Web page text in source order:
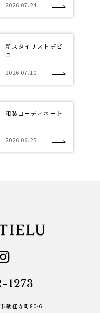
2026.07.24
新スタイリストデビ
ュー！
2026.07.10
和装コーディネート
2026.06.25
1273
駄経寺町80-6